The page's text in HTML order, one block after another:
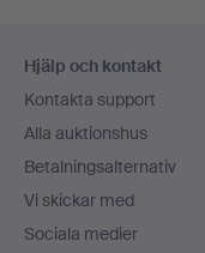
Hjälp och kontakt
Kontakta support
Alla auktionshus
Betalningsalternativ
Vi skickar med
Sociala medier